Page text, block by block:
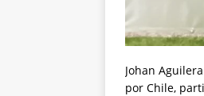
Johan
por Chile,